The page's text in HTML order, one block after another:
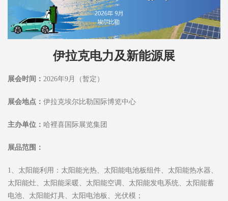
伊拉克电力及新能源展
展会时间： 2026年9月（暂定）
展会地点： 伊拉克埃尔比勒国际博览中心
主办单位： 哈裡喜国际展览集团
展品范围：
1、太阳能利用：太阳能光热、太阳能电池板组件、太阳能热水器、
太阳能灶、太阳能采暖、太阳能空调、太阳能发电系统、太阳能蓄
电池、太阳能灯具、太阳电池板、光伏模；